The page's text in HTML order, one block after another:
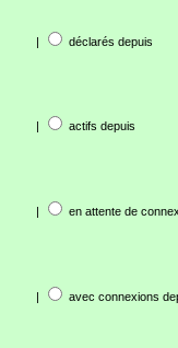
| déclarés depuis
| actifs depuis
| en attente de
| avec connexions